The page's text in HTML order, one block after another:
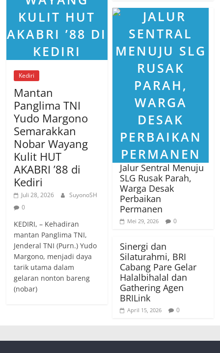
Kediri
Mantan
Panglima TNI
Yudo Margono
Semarakkan
Nobar Wayang
Kulit HUT
AKABRI ’88 di
Kediri
Juli 28, 2026
SuyonoSH
0
KEDIRI, – Kehadiran
mantan Panglima TNI,
Jenderal TNI (Purn.) Yudo
Margono, menjadi daya
tarik utama dalam
gelaran nonton bareng
(nobar)
Jalur Sentral Menuju
SLG Rusak Parah,
Warga Desak
Perbaikan
Permanen
Mei 29, 2026 0
Sinergi dan
Silaturahmi, BRI
Cabang Pare Gelar
Halalbihalal dan
Gathering Agen
BRILink
April 15, 2026 0